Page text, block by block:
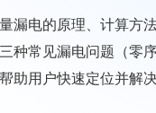
漏电的原理、计算方
种常见漏电问题（零
助用户快速定位并解决